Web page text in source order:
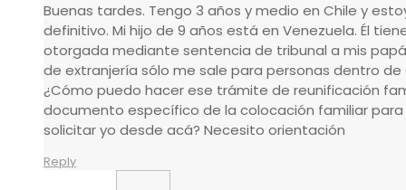
Buenas tardes. Tengo 3 años y medio en Chile y
definitivo. Mi hijo de 9 años está en Venezuela. Él
otorgada mediante sentencia de tribunal a mis
de extranjería sólo me sale para personas dentro de
¿Cómo puedo hacer ese trámite de reunificación
documento específico de la colocación familiar para
solicitar yo desde acá? Necesito orientación
Reply